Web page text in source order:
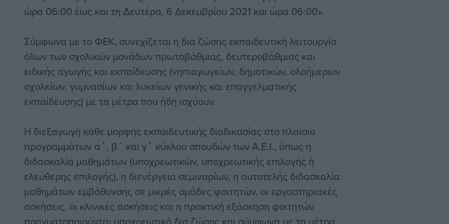
ώρα 06:00 έως και τη Δευτέρα, 6 Δεκεμβρίου 2021 και ώρα 06:00».
Σύμφωνα με το ΦΕΚ, συνεχίζεται η δια ζώσης εκπαιδευτική λειτουργία
όλων των σχολικών μονάδων πρωτοβάθμιας, δευτεροβάθμιας και
ειδικής αγωγής και εκπαίδευσης (νηπιαγωγείων, δημοτικών, ολοήμερων
σχολείων, γυμνασίων και λυκείων γενικής και επαγγελματικής
εκπαίδευσης) με τα μέτρα που ήδη ισχύουν.
Η διεξαγωγή κάθε μορφής εκπαιδευτικής διαδικασίας στο πλαίσιο
προγραμμάτων α΄, β΄ και γ΄ κύκλου σπουδών των Α.Ε.Ι., όπως η
διδασκαλία μαθημάτων (υποχρεωτικών, υποχρεωτικής επιλογής ή
ελεύθερης επιλογής), η διενέργεια σεμιναρίων, η αυτοτελής διδασκαλία
μαθημάτων εμβάθυνσης σε μικρές ομάδες φοιτητών, οι εργαστηριακές
ασκήσεις, οι κλινικές ασκήσεις και η πρακτική εξάσκηση φοιτητών